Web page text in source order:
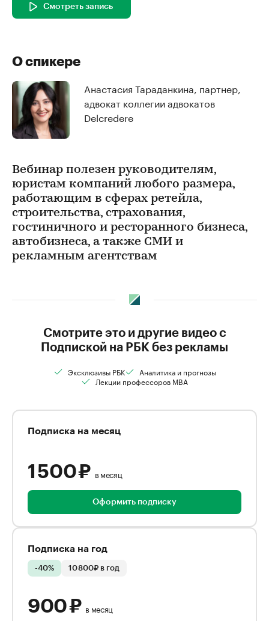
Смотреть запись
О спикере
Анастасия Тараданкина, партнер,
адвокат коллегии адвокатов
Delcredere
Вебинар полезен руководителям,
юристам компаний любого размера,
работающим в сферах ретейла,
строительства, страхования,
гостиничного и ресторанного бизнеса,
автобизнеса, а также СМИ и
рекламным агентствам
Смотрите это и другие видео с
Подпиской на РБК без рекламы
Эксклюзивы РБК
Аналитика и прогнозы
Лекции профессоров MBA
Подписка на месяц
1 500 ₽ в месяц
Оформить подписку
Подписка на год
-40% 10 800₽ в год
900 ₽ в месяц